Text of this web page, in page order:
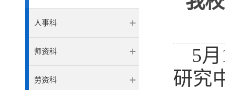
人事科
师资科
劳资科
5
研究